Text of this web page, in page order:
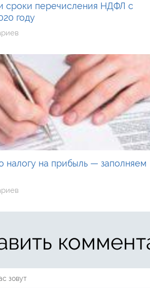
сроки перечисления НДФЛ с
году
налогу на прибыль — заполняем